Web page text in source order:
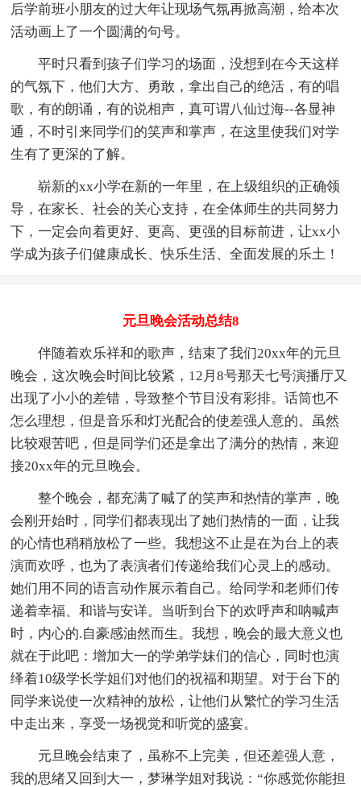
后学前班小朋友的过大年让现场气氛再掀高潮，给本次
活动画上了一个圆满的句号。
平时只看到孩子们学习的场面，没想到在今天这样
的气氛下，他们大方、勇敢，拿出自己的绝活，有的唱
歌，有的朗诵，有的说相声，真可谓八仙过海--各显神
通，不时引来同学们的笑声和掌声，在这里使我们对学
生有了更深的了解。
崭新的xx小学在新的一年里，在上级组织的正确领
导，在家长、社会的关心支持，在全体师生的共同努力
下，一定会向着更好、更高、更强的目标前进，让xx小
学成为孩子们健康成长、快乐生活、全面发展的乐土！
元旦晚会活动总结8
伴随着欢乐祥和的歌声，结束了我们20xx年的元旦
晚会，这次晚会时间比较紧，12月8号那天七号演播厅又
出现了小小的差错，导致整个节目没有彩排。话筒也不
怎么理想，但是音乐和灯光配合的使差强人意的。虽然
比较艰苦吧，但是同学们还是拿出了满分的热情，来迎
接20xx年的元旦晚会。
整个晚会，都充满了喊了的笑声和热情的掌声，晚
会刚开始时，同学们都表现出了她们热情的一面，让我
的心情也稍稍放松了一些。我想这不止是在为台上的表
演而欢呼，也为了表演者们传递给我们心灵上的感动。
她们用不同的语言动作展示着自己。给同学和老师们传
递着幸福、和谐与安详。当听到台下的欢呼声和呐喊声
时，内心的.自豪感油然而生。我想，晚会的最大意义也
就在于此吧：增加大一的学弟学妹们的信心，同时也演
绎着10级学长学姐们对他们的祝福和期望。对于台下的
同学来说使一次精神的放松，让他们从繁忙的学习生活
中走出来，享受一场视觉和听觉的盛宴。
元旦晚会结束了，虽称不上完美，但还差强人意，
我的思绪又回到大一，梦琳学姐对我说：“你感觉你能担